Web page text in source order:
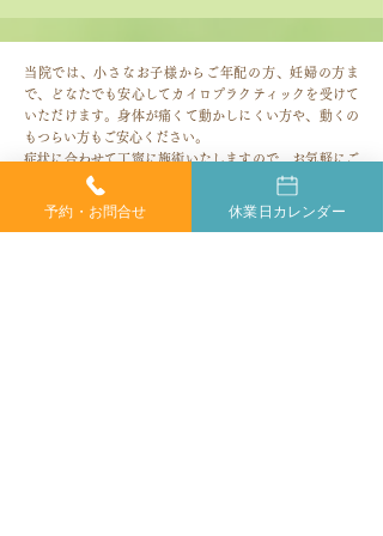
当院では、小さなお子様からご年配の方、妊婦の方ま
で、どなたでも安心してカイロプラクティックを受けて
いただけます。身体が痛くて動かしにくい方や、動くの
もつらい方もご安心ください。
症状に合わせて丁寧に施術いたしますので、お気軽にご
相談ください。
​完全
予約・お問合せ 休業日カレンダー